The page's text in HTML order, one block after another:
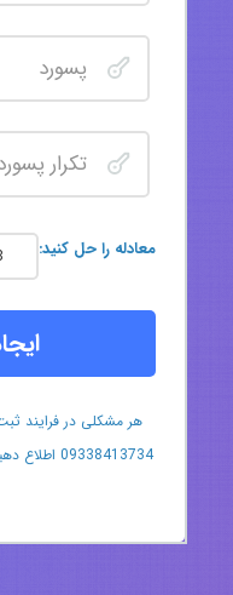
:معادله را حل کنید
هر مشکلی در فرایند